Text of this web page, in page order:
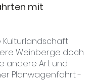
mit
Kulturlandschaft
Weinberge doch
andere Art und
Planwagenfahrt -